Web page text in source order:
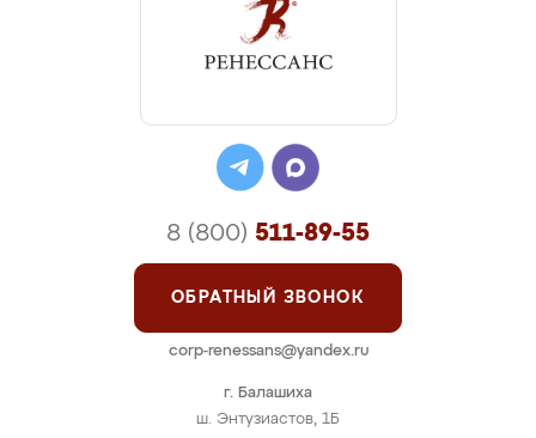
г. Балашиха
ш. Энтузиастов, 1Б
8 (800) 511-89-55
ОБРАТНЫЙ ЗВОНОК
corp-renessans@yandex.ru